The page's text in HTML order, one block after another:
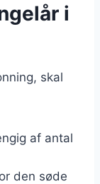
i
skal
af antal
den søde